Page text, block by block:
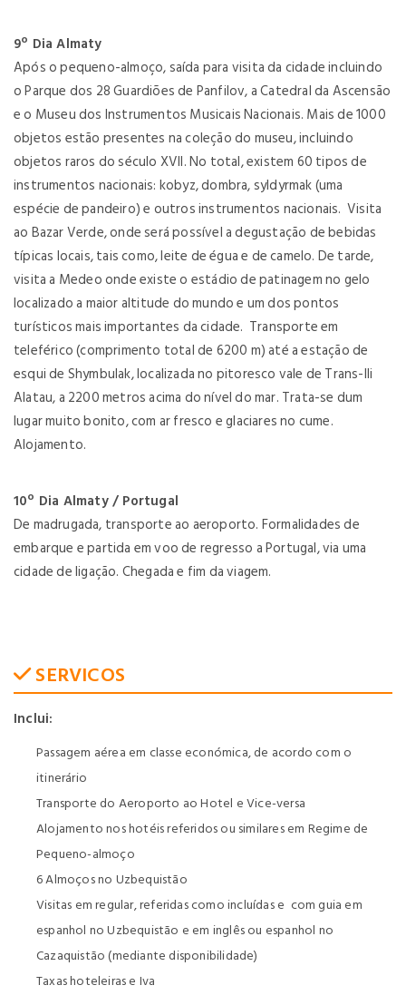
9º Dia Almaty
Após o pequeno-almoço, saída para visita da cidade incluindo
o Parque dos 28 Guardiões de Panfilov, a Catedral da Ascensão
e o Museu dos Instrumentos Musicais Nacionais. Mais de 1000
objetos estão presentes na coleção do museu, incluindo
objetos raros do século XVII. No total, existem 60 tipos de
instrumentos nacionais: kobyz, dombra, syldyrmak (uma
espécie de pandeiro) e outros instrumentos nacionais. Visita
ao Bazar Verde, onde será possível a degustação de bebidas
típicas locais, tais como, leite de égua e de camelo. De tarde,
visita a Medeo onde existe o estádio de patinagem no gelo
localizado a maior altitude do mundo e um dos pontos
turísticos mais importantes da cidade. Transporte em
teleférico (comprimento total de 6200 m) até a estação de
esqui de Shymbulak, localizada no pitoresco vale de Trans-Ili
Alatau, a 2200 metros acima do nível do mar. Trata-se dum
lugar muito bonito, com ar fresco e glaciares no cume.
Alojamento.
10º Dia Almaty / Portugal
De madrugada, transporte ao aeroporto. Formalidades de
embarque e partida em voo de regresso a Portugal, via uma
cidade de ligação. Chegada e fim da viagem.
SERVICOS
Inclui:
Passagem aérea em classe económica, de acordo com o
itinerário
Transporte do Aeroporto ao Hotel e Vice-versa
Alojamento nos hotéis referidos ou similares em Regime de
Pequeno-almoço
6 Almoços no Uzbequistão
Visitas em regular, referidas como incluídas e com guia em
espanhol no Uzbequistão e em inglês ou espanhol no
Cazaquistão (mediante disponibilidade)
Taxas hoteleiras e Iva